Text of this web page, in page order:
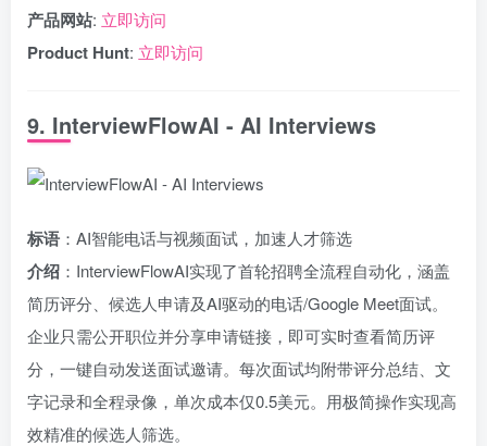
产品网站: 立即访问
Product Hunt: 立即访问
9. InterviewFlowAI - AI Interviews
标语 ：AI智能电话与视频面试，加速人才筛选
介绍 ：InterviewFlowAI实现了首轮招聘全流程自动化，涵盖
简历评分、候选人申请及AI驱动的电话/Google Meet面试。
企业只需公开职位并分享申请链接，即可实时查看简历评
分，一键自动发送面试邀请。每次面试均附带评分总结、文
字记录和全程录像，单次成本仅0.5美元。用极简操作实现高
效精准的候选人筛选。